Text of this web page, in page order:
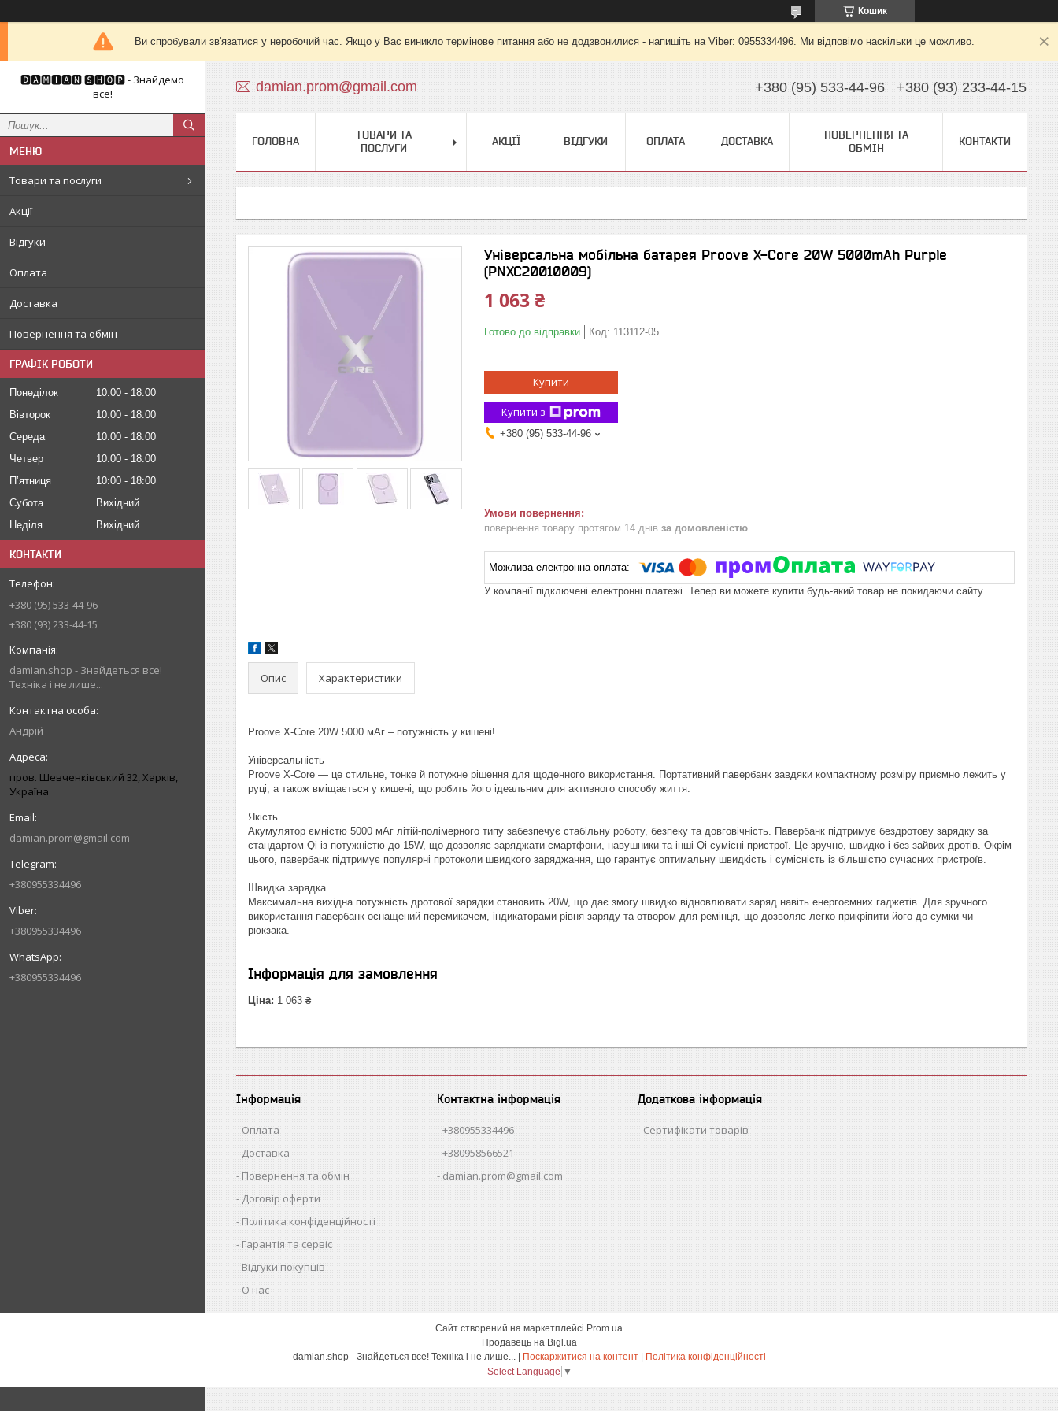
Кошик
Ви спробували зв'язатися у неробочий час. Якщо у Вас виникло термінове питання або не додзвонилися - напишіть на Viber: 0955334496. Ми відповімо наскільки це можливо.
🅳🅰🅼🅸🅰🅽.🆂🅷🅾🅿 - Знайдемо
все!
Товари та послуги
Акції
Відгуки
Оплата
Доставка
Повернення та обмін
ГРАФІК РОБОТИ
Понеділок 10:00
18:00
Вівторок
10:00
18:00
Середа
10:00
18:00
Четвер
10:00
18:00
Пʼятниця
10:00
18:00
Субота
Вихідний
Неділя
Вихідний
КОНТАКТИ
+380 (95) 533-44-96
+380 (93) 233-44-15
damian.shop - Знайдеться все!
Техніка і не лише...
Андрій
пров. Шевченківський 32, Харків,
Україна
damian.prom@gmail.com
+380955334496
+380955334496
+380955334496
damian.prom@gmail.com +380 (95) 533-44-96 +380 (93) 233-44-15
ГОЛОВНА
ТОВАРИ ТА
ПОСЛУГИ
АКЦІЇ ВІДГУКИ ОПЛАТА ДОСТАВКА
ПОВЕРНЕННЯ ТА
ОБМІН
КОНТАКТИ
Універсальна мобільна батарея Proove X-Core 20W 5000mAh Purple
(PNXC20010009)
1 063 ₴
Готово до відправки Код: 113112-05
Купити
Купити з
+380 (95) 533-44-96
повернення товару протягом 14 днів за домовленістю
У компанії підключені електронні платежі. Тепер ви можете купити будь-який товар не покидаючи сайту.
Опис Характеристики
Proove X-Core 20W 5000 мАг – потужність у кишені!
Універсальність
Proove X-Core — це стильне, тонке й потужне рішення для щоденного використання. Портативний павербанк завдяки компактному розміру приємно лежить у
руці, а також вміщається у кишені, що робить його ідеальним для активного способу життя.
Якість
Акумулятор ємністю 5000 мАг літій-полімерного типу забезпечує стабільну роботу, безпеку та довговічність. Павербанк підтримує бездротову зарядку за
стандартом Qi із потужністю до 15W, що дозволяє заряджати смартфони, навушники та інші Qi-сумісні пристрої. Це зручно, швидко і без зайвих дротів. Окрім
цього, павербанк підтримує популярні протоколи швидкого заряджання, що гарантує оптимальну швидкість і сумісність із більшістю сучасних пристроїв.
Швидка зарядка
Максимальна вихідна потужність дротової зарядки становить 20W, що дає змогу швидко відновлювати заряд навіть енергоємних гаджетів. Для зручного
використання павербанк оснащений перемикачем, індикаторами рівня заряду та отвором для ремінця, що дозволяє легко прикріпити його до сумки чи
рюкзака.
Інформація для замовлення
Ціна: 1 063 ₴
Інформація
Оплата
Доставка
Повернення та обмін
Договір оферти
Політика конфіденційності
Гарантія та сервіс
Відгуки покупців
О нас
Контактна інформація
+380955334496
+380958566521
damian.prom@gmail.com
Додаткова інформація
Сертифікати товарів
Сайт створений на маркетплейсі Prom.ua
Продавець на Bigl.ua
Поскаржитися на контент
Політика конфіденційності
Select Language ▼